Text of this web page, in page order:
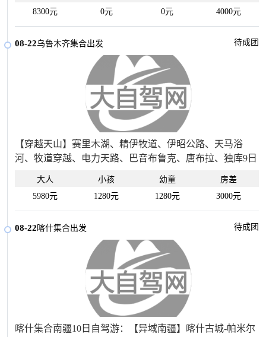
8300元
0元 0元 4000元
08-22乌鲁木齐集合出发 待成团
【穿越天山】赛里木湖、精伊牧道、伊昭公路、天马浴
河、牧道穿越、电力天路、巴音布鲁克、唐布拉、独库9日
大人 小孩 幼童
房差
5980元
1280元 1280元 3000元
08-22 喀什集合出发 待成团
喀什集合南疆10日自驾游：【异域南疆】喀什古城-帕米尔